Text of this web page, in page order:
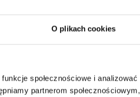
O plikach cookies
społecznościowe i analizować
partnerom społecznościowym,